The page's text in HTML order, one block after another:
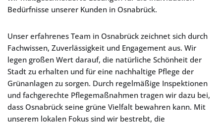
Bedürfnisse unserer Kunden in Osnabrück.
Unser erfahrenes Team in Osnabrück zeichnet sich durch
Fachwissen, Zuverlässigkeit und Engagement aus. Wir
legen großen Wert darauf, die natürliche Schönheit der
Stadt zu erhalten und für eine nachhaltige Pflege der
Grünanlagen zu sorgen. Durch regelmäßige Inspektionen
und fachgerechte Pflegemaßnahmen tragen wir dazu bei,
dass Osnabrück seine grüne Vielfalt bewahren kann. Mit
unserem lokalen Fokus sind wir bestrebt, die